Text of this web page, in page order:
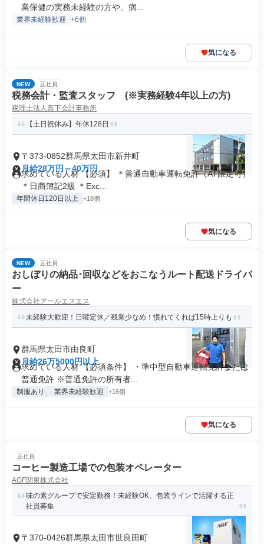
業保健の実務未経験の方や、病...
業界未経験歓迎 +6個
気になる
NEW 正社員
税務会計・監査スタッフ (※実務経験4年以上の方)
税理士法人真下会計事務所
【土日祝休み】年休128日
〒373-0852群馬県太田市新井町
月給28万円～40万円
求めている人材 【必須】 ＊普通自動車運転免許（AT限定可）
＊日商簿記2級 ＊Exc...
年間休日120日以上 +18個
気になる
NEW 正社員
おしぼりの納品･回収などをおこなうルート配送ドライバ
ー
株式会社アールエスエス
未経験大歓迎！日曜定休／残業少なめ！慣れてくれば15時上りも
群馬県太田市由良町
月給26万5000円以上
求めている人材 【必須条件】 ・準中型自動車運転免許または
普通免許 ※普通免許の所有者...
制服あり 業界未経験歓迎 +16個
気になる
正社員
コーヒー製造工場での包装オペレーター
AGF関東株式会社
味の素グループで安定勤務！未経験OK、包装ラインで活躍する正
社員募集
〒370-0426群馬県太田市世良田町